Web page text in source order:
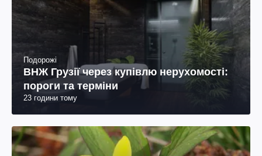
Подорожі
ВНЖ Грузії через купівлю нерухомості:
пороги та терміни
23 години тому